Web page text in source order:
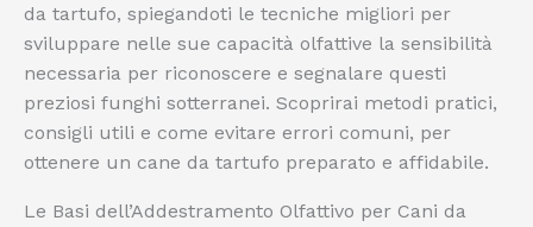
da tartufo, spiegandoti le tecniche migliori per
sviluppare nelle sue capacità olfattive la sensibilità
necessaria per riconoscere e segnalare questi
preziosi funghi sotterranei. Scoprirai metodi pratici,
consigli utili e come evitare errori comuni, per
ottenere un cane da tartufo preparato e affidabile.
Le Basi dell’Addestramento Olfattivo per Cani da